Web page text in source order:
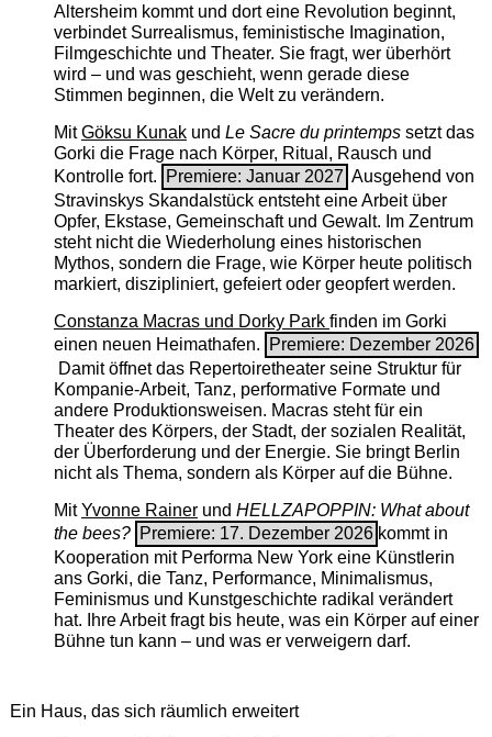
Altersheim kommt und dort eine Revolution beginnt,
verbindet Surrealismus, feministische Imagination,
Filmgeschichte und Theater. Sie fragt, wer überhört
wird – und was geschieht, wenn gerade diese
Stimmen beginnen, die Welt zu verändern.
MitGöksu Kunakund Le Sacre du printempssetzt das
Gorki die Frage nach Körper, Ritual, Rausch und
Kontrolle fort.
Premiere: Januar 2027 Ausgehend von
Stravinskys Skandalstück entsteht eine Arbeit über
Opfer, Ekstase, Gemeinschaft und Gewalt. Im Zentrum
steht nicht die Wiederholung eines historischen
Mythos, sondern die Frage, wie Körper heute politisch
markiert, diszipliniert, gefeiert oder geopfert werden.
Constanza Macras und Dorky Park finden im Gorki
einen neuen Heimathafen.
Premiere: Dezember 2026
Damit öffnet das Repertoiretheater seine Struktur für
Kompanie-Arbeit, Tanz, performative Formate und
andere Produktionsweisen. Macras steht für ein
Theater des Körpers, der Stadt, der sozialen Realität,
der Überforderung und der Energie. Sie bringt Berlin
nicht als Thema, sondern als Körper auf die Bühne.
MitYvonne Rainerund HELLZAPOPPIN: What about
the bees? Premiere: 17. Dezember 2026 kommt in
Kooperation mit Performa New York eine Künstlerin
ans Gorki, die Tanz, Performance, Minimalismus,
Feminismus und Kunstgeschichte radikal verändert
hat. Ihre Arbeit fragt bis heute, was ein Körper auf einer
Bühne tun kann – und was er verweigern darf.
Ein Haus, das sich räumlich erweitert